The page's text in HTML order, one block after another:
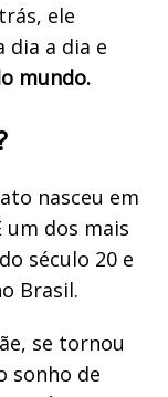
ele
dia a dia e
mundo.
nasceu em
um dos mais
século 20 e
Brasil.
se tornou
sonho de